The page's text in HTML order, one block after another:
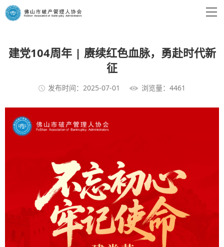
建党104周年 | 赓续红色血脉，勇赴时代新
征
发布时间：2025-07-01 浏览量：4461